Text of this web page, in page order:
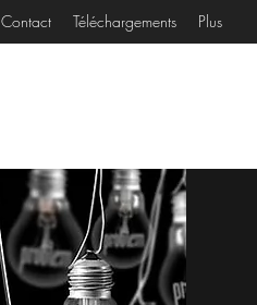
Contact Téléchargements Plus